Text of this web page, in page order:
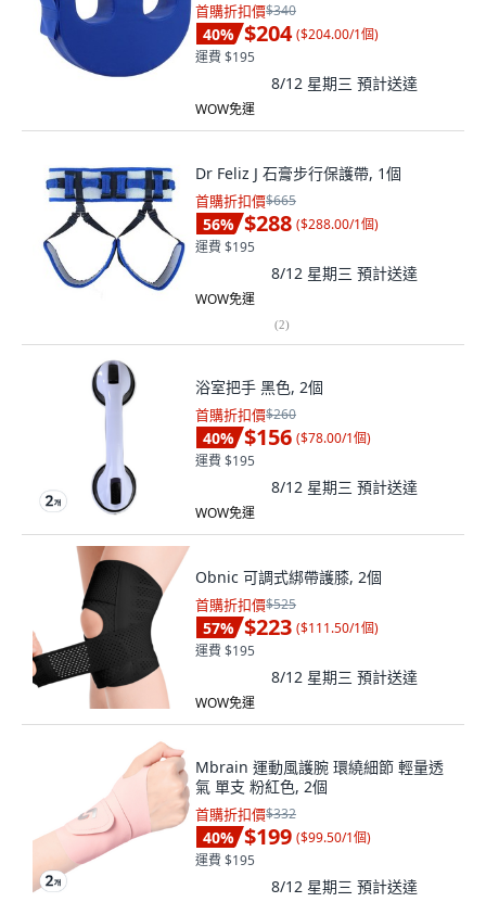
首購折扣價$340
40% $204 ($204.00/1個)
運費 $195
8/12 星期三 預計送達
WOW免運
Dr Feliz J 石膏步行保護帶, 1個
首購折扣價$665
56% $288 ($288.00/1個)
運費 $195
8/12 星期三 預計送達
WOW免運
(2)
浴室把手 黑色, 2個
首購折扣價$260
40% $156 ($78.00/1個)
運費 $195
8/12 星期三 預計送達
WOW免運
Obnic 可調式綁帶護膝, 2個
首購折扣價$525
57% $223 ($111.50/1個)
運費 $195
8/12 星期三 預計送達
WOW免運
Mbrain 運動風護腕 環繞細節 輕量透
氣 單支 粉紅色, 2個
首購折扣價$332
40% $199 ($99.50/1個)
運費 $195
8/12 星期三 預計送達